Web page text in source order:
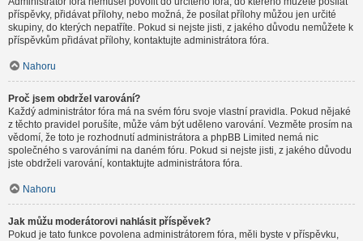
příspěvky, přidávat přílohy, nebo možná, že posílat přílohy můžou jen určité
skupiny, do kterých nepatříte. Pokud si nejste jisti, z jakého důvodu nemůžete k
příspěvkům přidávat přílohy, kontaktujte administrátora fóra.
Nahoru
Proč jsem obdržel varování?
Každý administrátor fóra má na svém fóru svoje vlastní pravidla. Pokud nějaké
z těchto pravidel porušíte, může vám být uděleno varování. Vezměte prosím na
vědomí, že toto je rozhodnutí administrátora a phpBB Limited nemá nic
společného s varováními na daném fóru. Pokud si nejste jisti, z jakého důvodu
jste obdrželi varování, kontaktujte administrátora fóra.
Nahoru
Jak můžu moderátorovi nahlásit příspěvek?
Pokud je tato funkce povolena administrátorem fóra, měli byste v příspěvku,